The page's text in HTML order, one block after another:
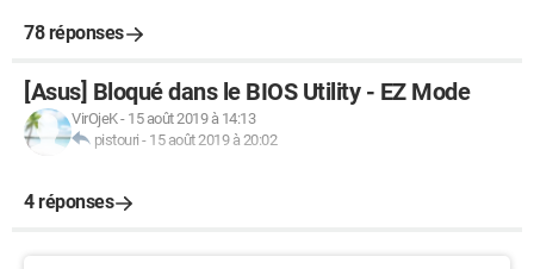
UEFI Boot: Not Present
UEFI BIOS: Capable
78 réponses
[Asus] Bloqué dans le BIOS Utility - EZ Mode
VirOjeK- 15 août 2019 à 14:13
pistouri - 15 août 2019 à 20:02
4 réponses